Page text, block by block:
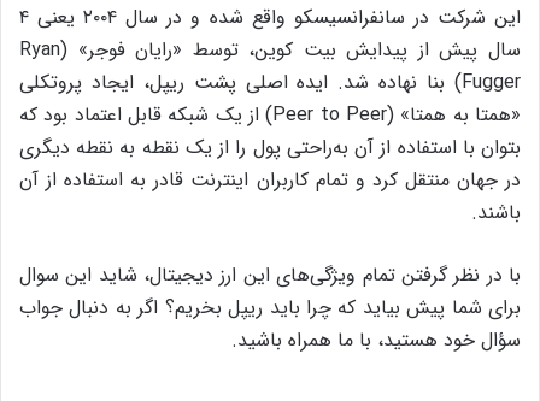
این شرکت در سانفرانسیسکو واقع شده و در سال ۲۰۰۴ یعنی ۴
سال پیش از پیدایش بیت کوین، توسط «رایان فوجر» (Ryan
Fugger) بنا نهاده شد. ایده‌ اصلی پشت ریپل، ایجاد پروتکلی
«همتا به همتا» (Peer to Peer) از یک شبکه‌ قابل اعتماد بود که
بتوان با استفاده از آن به‌راحتی پول را از یک نقطه به نقطه‌ دیگری
در جهان منتقل کرد و تمام کاربران اینترنت قادر به استفاده از آن
باشند.
با در نظر گرفتن تمام ویژگی‌های این ارز دیجیتال، شاید این سوال
برای شما پیش بیاید که چرا باید ریپل بخریم؟ اگر به دنبال جواب
سؤال خود هستید، با ما همراه باشید.